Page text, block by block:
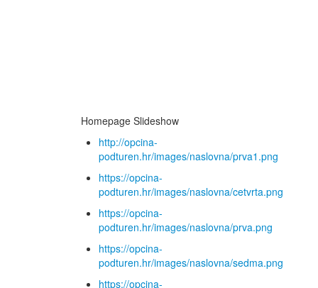
Homepage Slideshow
http://opcina-
podturen.hr/images/naslovna/prva1.png
https://opcina-
podturen.hr/images/naslovna/cetvrta.png
https://opcina-
podturen.hr/images/naslovna/prva.png
https://opcina-
podturen.hr/images/naslovna/sedma.png
https://opcina-